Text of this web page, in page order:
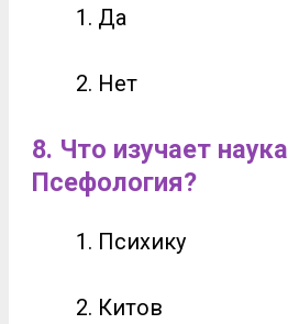
Да
Нет
8. Что изучает наука
Псефология?
Психику
Китов